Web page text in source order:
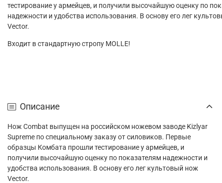
тестирование у армейцев, и получили высочайшую оценку по
надежности и удобства использования. В основу его лег
Vector.
Входит в стандартную стропу MOLLE!
Описание
Нож Combat выпущен на российском ножевом заводе Kizlyar
Supreme по специальному заказу от силовиков. Первые
образцы Комбата прошли тестирование у армейцев, и
получили высочайшую оценку по показателям надежности и
удобства использования. В основу его лег культовый нож
Vector.